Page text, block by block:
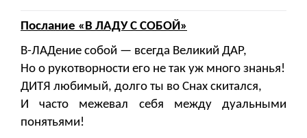
Послание «В ЛАДУ С СОБОЙ»
В-ЛАДение собой — всегда Великий ДАР,
Но о рукотворности его не так уж много знанья!
ДИТЯ любимый, долго ты во Снах скитался,
И часто межевал себя между дуальными
понятьями!